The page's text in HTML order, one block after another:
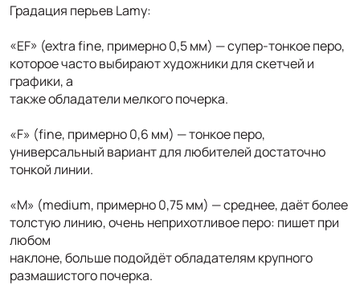
Градация перьев Lamy:
«EF» (extra fine, примерно 0,5 мм) — супер-тонкое перо,
которое часто выбирают художники для скетчей и
графики, а
также обладатели мелкого почерка.
«F» (fine, примерно 0,6 мм) — тонкое перо,
универсальный вариант для любителей достаточно
тонкой линии.
«M» (medium, примерно 0,75 мм) — среднее, даёт более
толстую линию, очень неприхотливое перо: пишет при
любом
наклоне, больше подойдёт обладателям крупного
размашистого почерка.